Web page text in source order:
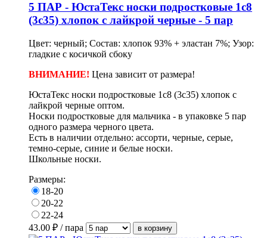
5 ПАР - ЮстаТекс носки подростковые 1с8
(3с35) хлопок с лайкрой черные - 5 пар
Цвет: черный; Состав: хлопок 93% + эластан 7%; Узор:
гладкие с косичкой сбоку
ВНИМАНИЕ! Цена зависит от размера!
ЮстаТекс носки подростковые 1с8 (3с35) хлопок с
лайкрой черные оптом.
Носки подростковые для мальчика - в упаковке 5 пар
одного размера черного цвета.
Есть в наличии отдельно: ассорти, черные, серые,
темно-серые, синие и белые носки.
Школьные носки.
Размеры:
18-20
20-22
22-24
43.00 ₽ / пара